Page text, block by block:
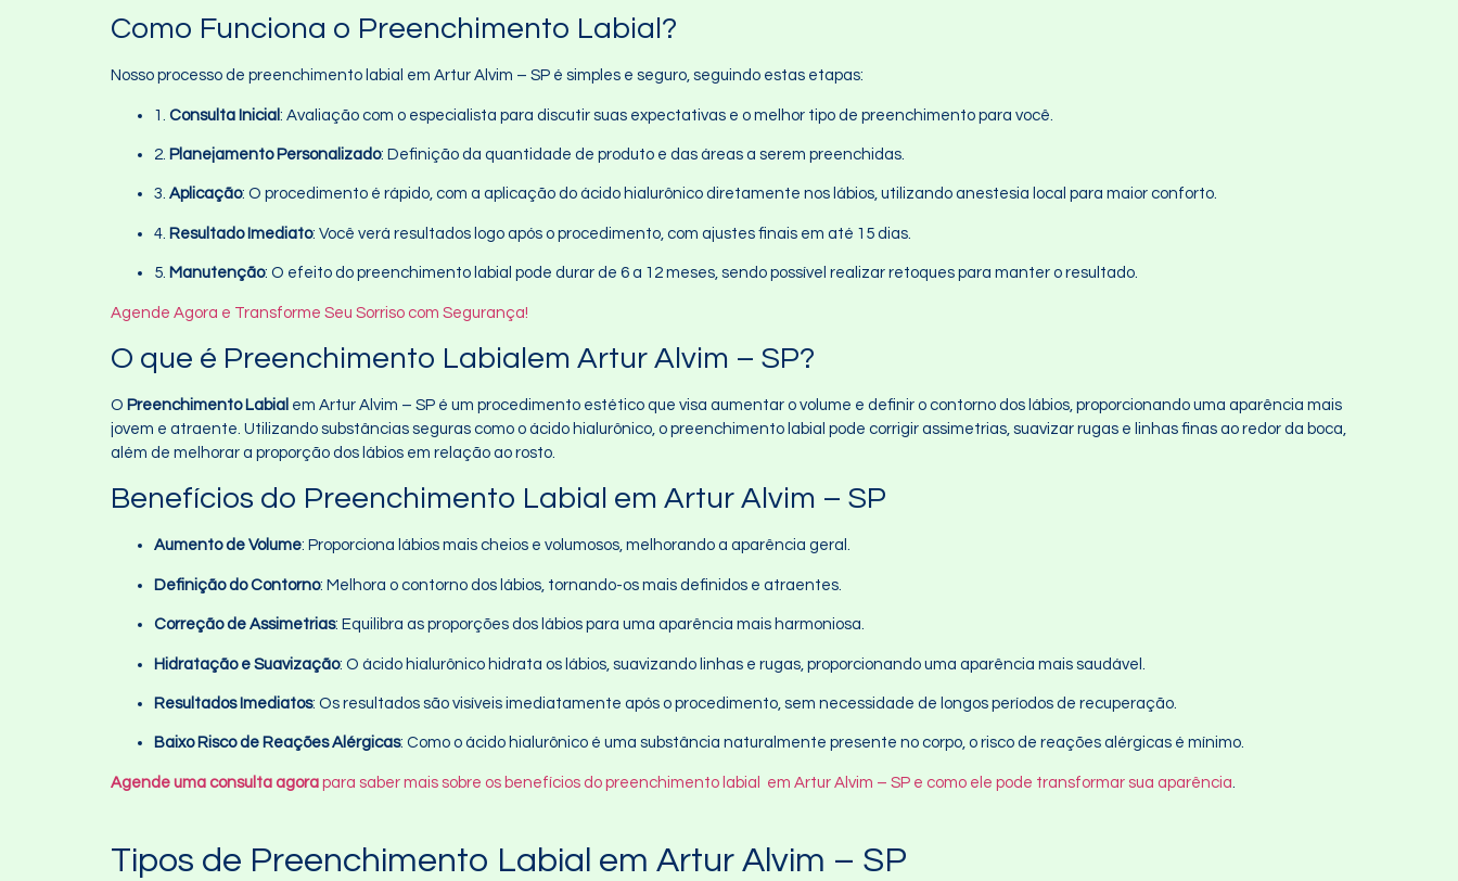
Como Funciona o Preenchimento Labial?
Nosso processo de preenchimento labial em Artur Alvim – SP é simples e seguro, seguindo estas etapas:
1. Consulta Inicial : Avaliação com o especialista para discutir suas expectativas e o melhor tipo de preenchimento para você.
2. Planejamento Personalizado: Definição da quantidade de produto e das áreas a serem preenchidas.
3. Aplicação: O procedimento é rápido, com a aplicação do ácido hialurônico diretamente nos lábios, utilizando anestesia local para maior conforto.
4. Resultado Imediato: Você verá resultados logo após o procedimento, com ajustes finais em até 15 dias.
5. Manutenção: O efeito do preenchimento labial pode durar de 6 a 12 meses, sendo possível realizar retoques para manter o resultado.
Agende Agora e Transforme Seu Sorriso com Segurança!
O que é Preenchimento Labialem Artur Alvim – SP?
O Preenchimento Labial em Artur Alvim – SP é um procedimento estético que visa aumentar o volume e definir o contorno dos lábios, proporcionando uma aparência mais
jovem e atraente. Utilizando substâncias seguras como o ácido hialurônico, o preenchimento labial pode corrigir assimetrias, suavizar rugas e linhas finas ao redor da boca,
além de melhorar a proporção dos lábios em relação ao rosto.
Benefícios do Preenchimento Labial em Artur Alvim – SP
Aumento de Volume: Proporciona lábios mais cheios e volumosos, melhorando a aparência geral.
Definição do Contorno: Melhora o contorno dos lábios, tornando-os mais definidos e atraentes.
Correção de Assimetrias: Equilibra as proporções dos lábios para uma aparência mais harmoniosa.
Hidratação e Suavização: O ácido hialurônico hidrata os lábios, suavizando linhas e rugas, proporcionando uma aparência mais saudável.
Resultados Imediatos: Os resultados são visíveis imediatamente após o procedimento, sem necessidade de longos períodos de recuperação.
Baixo Risco de Reações Alérgicas: Como o ácido hialurônico é uma substância naturalmente presente no corpo, o risco de reações alérgicas é mínimo.
Agende uma consulta agora para saber mais sobre os benefícios do preenchimento labial em Artur Alvim – SP e como ele pode transformar sua aparência
Tipos de Preenchimento Labial em Artur Alvim – SP